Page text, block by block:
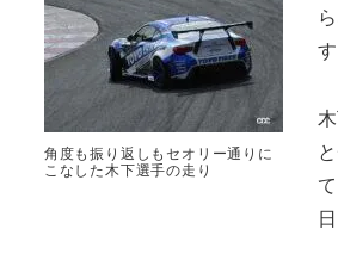
角度も振り返しもセオリー通りに
こなした木下選手の走り